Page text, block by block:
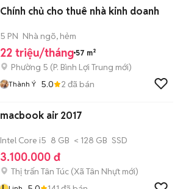
Chính chủ cho thuê nhà kinh doanh
5 PN Nhà ngõ, hẻm
22 triệu/tháng 57 m²
Phường 5 (P. Bình Lợi Trung mới)
Thành Ý 5.0 2 đã bán
macbook air 2017
Intel Core i5 8 GB < 128 GB SSD
3.100.000 đ
Thị trấn Tân Túc (Xã Tân Nhựt mới)